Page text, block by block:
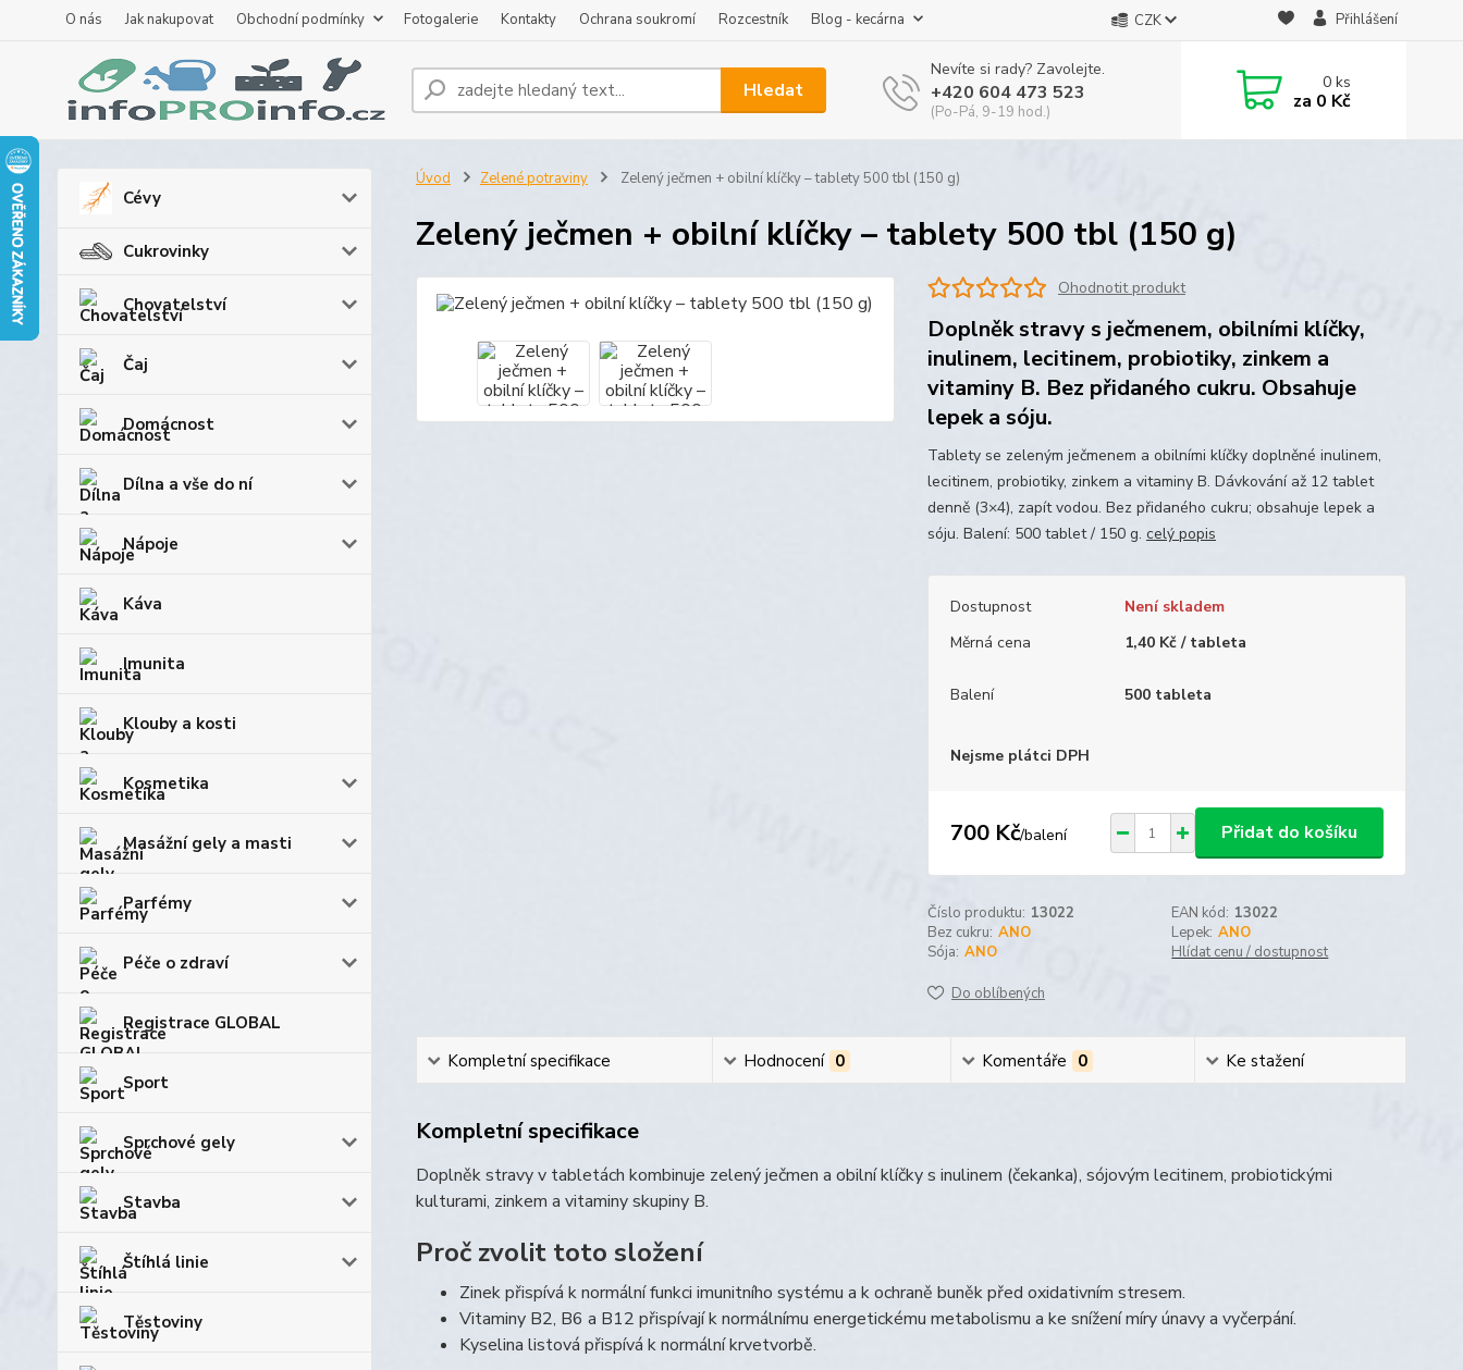
O nás Jak nakupovat Obchodní podmínky Fotogalerie Kontakty Ochrana soukromí Rozcestník Blog - kecárna CZK Přihlášení
Hledat
Nevíte si rady? Zavolejte.
+420 604 473 523
(Po-Pá, 9-19 hod.)
0ks
za 0 Kč
Cévy
Cukrovinky
Chovatelství
Čaj
Domácnost
Dílna a vše do ní
Nápoje
Káva
Imunita
Klouby a kosti
Kosmetika
Masážní gely a masti
Parfémy
Péče o zdraví
Registrace GLOBAL
Sport
Sprchové gely
Stavba
Štíhlá linie
Těstoviny
Úvod Zelené potraviny Zelený ječmen + obilní klíčky – tablety 500 tbl (150 g)
Zelený ječmen + obilní klíčky – tablety 500 tbl (150 g)
Ohodnotit produkt
Doplněk stravy s ječmenem, obilními klíčky,
inulinem, lecitinem, probiotiky, zinkem a
vitaminy B. Bez přidaného cukru. Obsahuje
lepek a sóju.
Tablety se zeleným ječmenem a obilními klíčky doplněné inulinem,
lecitinem, probiotiky, zinkem a vitaminy B. Dávkování až 12 tablet
denně (3×4), zapít vodou. Bez přidaného cukru; obsahuje lepek a
sóju. Balení: 500 tablet / 150 g. celý popis
Dostupnost
Není skladem
Měrná cena
1,40 Kč / tableta
Balení 500 tableta
Nejsme plátci DPH
700 Kč/balení Přidat do košíku
Číslo produktu: 13022 EAN kód: 13022
Bez cukru: ANO Lepek: ANO
Sója: ANO Hlídat cenu / dostupnost
Do oblíbených
Kompletní specifikace Hodnocení 0 Komentáře 0 Ke stažení
Kompletní specifikace
Doplněk stravy v tabletách kombinuje zelený ječmen a obilní klíčky s inulinem (čekanka), sójovým lecitinem, probiotickými
kulturami, zinkem a vitaminy skupiny B.
Proč zvolit toto složení
Zinek přispívá k normální funkci imunitního systému a k ochraně buněk před oxidativním stresem.
Vitaminy B2, B6 a B12 přispívají k normálnímu energetickému metabolismu a ke snížení míry únavy a vyčerpání.
Kyselina listová přispívá k normální krvetvorbě.